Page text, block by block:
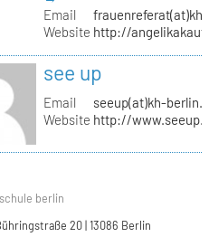
Email
Website http://
see up
Email
seeup(at)kh-
Website http://
berlin
20 | 13086 Berlin